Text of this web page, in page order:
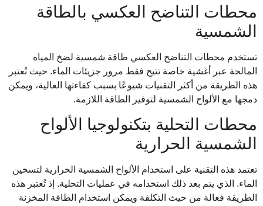
محطات التناضح العكسي بالطاقة
الشمسية
تستخدم محطات التناضح العكسي طاقة شمسية لضخ المياه
المالحة عبر أغشية خاصة تتيح فقط مرور جزيئات الماء. حيث تُعتبر
هذه الطريقة من أكثر التقنيات شيوعًا بسبب كفاءتها العالية، ويمكن
دمجها مع الألواح الشمسية لتوفير الطاقة اللازمة.
محطات التحلية بتكنولوجيا الألواح
الشمسية الحرارية
تعتمد هذه التقنية على استخدام الألواح الشمسية الحرارية لتسخين
الماء. الذي يتم بعد ذلك استخدامه في عمليات التحلية. إذ تُعتبر هذه
الطريقة فعالة من حيث التكلفة ويمكن استخدام الطاقة المخزنة